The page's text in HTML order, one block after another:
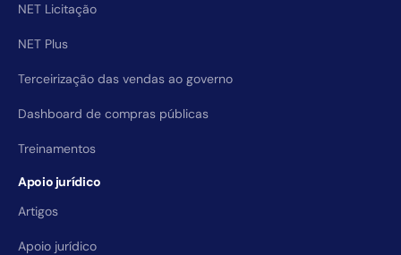
NET Licitação
NET Plus
Terceirização das vendas ao governo
Dashboard de compras públicas
Treinamentos
Apoio jurídico
Artigos
Apoio jurídico